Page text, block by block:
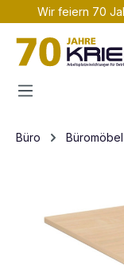
Zum Hauptinhalt
Wir feiern 70
Büro Büromöbel